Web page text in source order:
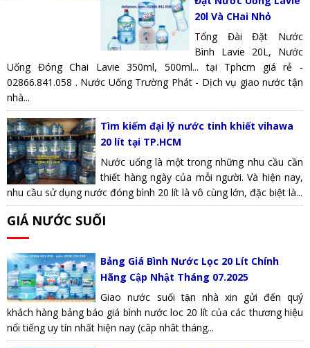
20l Và CHai Nhỏ
Tổng Đài Đặt Nước
Bình Lavie 20L, Nước
Uống Đóng Chai Lavie 350ml, 500ml... tại Tphcm giá rẻ -
02866.841.058 . Nước Uống Trường Phát - Dịch vụ giao nước tận
nhà...
Tìm kiếm đại lý nước tinh khiết vihawa
20 lít tại TP.HCM
Nước uống là một trong những nhu cầu cần
thiết hàng ngày của mỗi người. Và hiện nay,
nhu cầu sử dụng nước đóng bình 20 lít là vô cùng lớn, đặc biệt là...
GIÁ NƯỚC SUỐI
Bảng Giá Bình Nước Lọc 20 Lít Chính
Hãng Cập Nhật Tháng 07.2025
Giao nước suối tận nhà xin gửi đến quý
khách hàng bảng báo giá bình nước loc 20 lít của các thương hiệu
nổi tiếng uy tín nhất hiện nay (câp nhât tháng...